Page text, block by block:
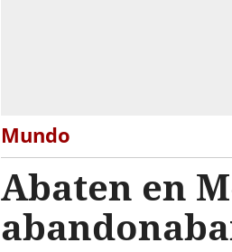
Mundo
Abaten en